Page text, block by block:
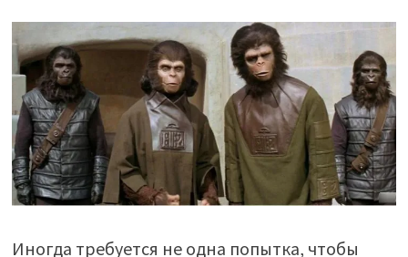
Иногда требуется не одна попытка, чтобы